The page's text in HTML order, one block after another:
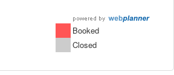
Booked
Closed